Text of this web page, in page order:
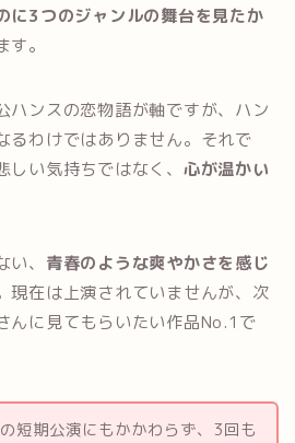
に3つのジャンルの舞台を見たか
す。
ハンスの恋物語が軸ですが、ハン
るわけではありません。それで
い気持ちではなく、 心が温かい
、 青春のような爽やかさを感じ
現在は上演されていませんが、次
んに見てもらいたい作品No.1で
短期公演にもかかわらず、3回も